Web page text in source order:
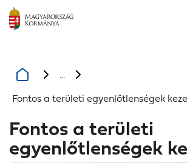
...
Fontos a területi egyenlőtlenségek
Fontos a területi
egyenlőtlenségek